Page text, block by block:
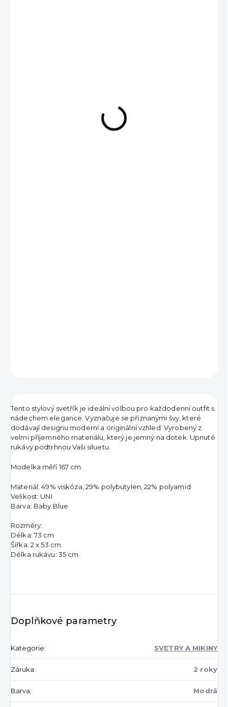
Tento stylový svetřík je ideální volbou pro každodenní outfit s
nádechem elegance. Vyznačuje se přiznanými švy, které
dodávají designu moderní a originální vzhled. Vyrobený z
velmi příjemného materiálu, který je jemný na dotek. Upnuté
rukávy podtrhnou Vaši siluetu.
Modelka měří 167 cm.
Materiál: 49% viskóza, 29% polybutylen, 22% polyamid
Velikost: UNI
Barva: Baby Blue
Rozměry:
Délka: 73 cm
Šířka: 2 x 53 cm
Délka rukávu: 35 cm
Doplňkové parametry
Kategorie: SVETRY A MIKINY
Záruka: 2 roky
Barva: Modrá